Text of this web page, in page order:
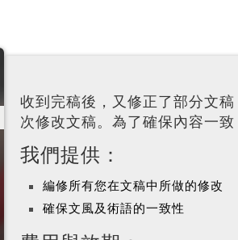
收到完稿後，又修正了部分文
次修改文稿。為了確保內容一
我們提供：
編修所有您在文稿中所做的修改
確保文風及術語的一致性